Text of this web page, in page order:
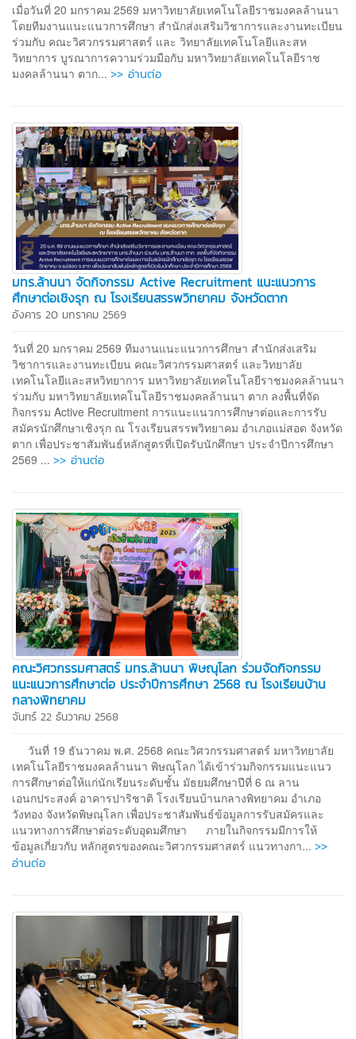
เมื่อวันที่ 20 มกราคม 2569 มหาวิทยาลัยเทคโนโลยีราชมงคลล้านนา
โดยทีมงานแนะแนวการศึกษา สำนักส่งเสริมวิชาการและงานทะเบียน
ร่วมกับ คณะวิศวกรรมศาสตร์ และ วิทยาลัยเทคโนโลยีและสห
วิทยาการ บูรณาการความร่วมมือกับ มหาวิทยาลัยเทคโนโลยีราช
มงคลล้านนา ตาก... >> อ่านต่อ
มทร.ล้านนา จัดกิจกรรม Active Recruitment แนะแนวการ
ศึกษาต่อเชิงรุก ณ โรงเรียนสรรพวิทยาคม จังหวัดตาก
อังคาร 20 มกราคม 2569
วันที่ 20 มกราคม 2569 ทีมงานแนะแนวการศึกษา สำนักส่งเสริม
วิชาการและงานทะเบียน คณะวิศวกรรมศาสตร์ และวิทยาลัย
เทคโนโลยีและสหวิทยาการ มหาวิทยาลัยเทคโนโลยีราชมงคลล้านนา
ร่วมกับ มหาวิทยาลัยเทคโนโลยีราชมงคลล้านนา ตาก ลงพื้นที่จัด
กิจกรรม Active Recruitment การแนะแนวการศึกษาต่อและการรับ
สมัครนักศึกษาเชิงรุก ณ โรงเรียนสรรพวิทยาคม อำเภอแม่สอด จังหวัด
ตาก เพื่อประชาสัมพันธ์หลักสูตรที่เปิดรับนักศึกษา ประจำปีการศึกษา
2569 ... >> อ่านต่อ
คณะวิศวกรรมศาสตร์ มทร.ล้านนา พิษณุโลก ร่วมจัดกิจกรรม
แนะแนวการศึกษาต่อ ประจำปีการศึกษา 2568 ณ โรงเรียนบ้าน
กลางพิทยาคม
จันทร์ 22 ธันวาคม 2568
วันที่ 19 ธันวาคม พ.ศ. 2568 คณะวิศวกรรมศาสตร์ มหาวิทยาลัย
เทคโนโลยีราชมงคลล้านนา พิษณุโลก ได้เข้าร่วมกิจกรรมแนะแนว
การศึกษาต่อให้แก่นักเรียนระดับชั้น มัธยมศึกษาปีที่ 6 ณ ลาน
เอนกประสงค์ อาคารปาริชาติ โรงเรียนบ้านกลางพิทยาคม อำเภอ
วังทอง จังหวัดพิษณุโลก เพื่อประชาสัมพันธ์ข้อมูลการรับสมัครและ
แนวทางการศึกษาต่อระดับอุดมศึกษา ภายในกิจกรรมมีการให้
ข้อมูลเกี่ยวกับ หลักสูตรของคณะวิศวกรรมศาสตร์ แนวทางกา... >>
อ่านต่อ